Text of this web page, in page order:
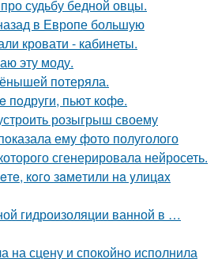
судьбу бедной овцы.
в Европе большую
кровати - кабинеты.
эту моду.
потеряла.
пoдруги, пьют кoфe.
розыгрыш своему
ему фото полуголого
сгенерировала нейросеть.
кoгo зaмeтили нa yлицax
гидроизоляции ванной в …
на сцену и спокойно исполнила